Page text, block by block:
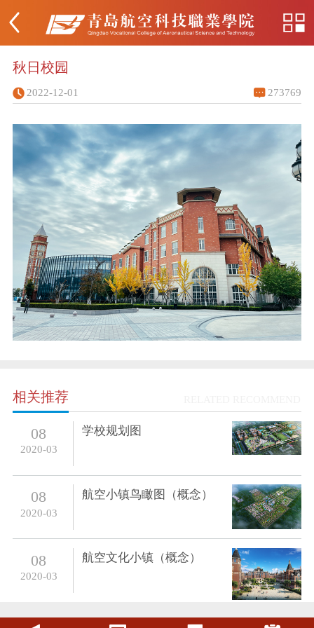
秋日校园
2022-12-01 273769
相关推荐
08
2020-03
学校规划图
08
2020-03
航空小镇鸟瞰图（概念）
08
2020-03
航空文化小镇（概念）